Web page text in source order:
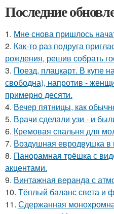
Последние
1. Мне снова пришлось
2. Как-то раз подруга
рождения, решив собрать
3. Поезд, плацкарт. В купе
свободна), напротив -
примерно десяти.
4. Вечер пятницы, как
5. Врачи сделали узи - и
6. Кремовая спальня для
7. Воздушная евродвушка в
8. Панорамная трёшка с
акцентами.
9. Винтажная веранда с
10. Тёплый баланс света и
11. Сдержанная